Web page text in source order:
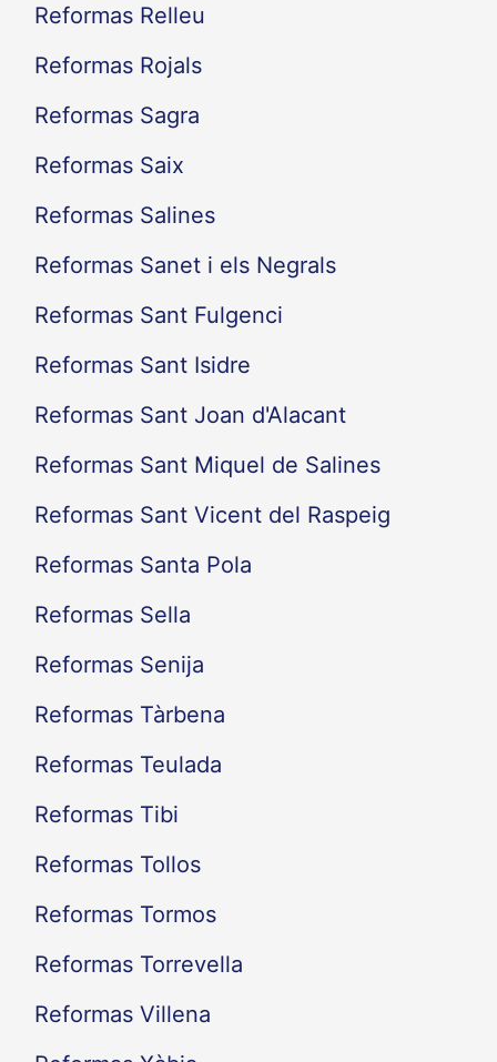
Reformas Relleu
Reformas Rojals
Reformas Sagra
Reformas Saix
Reformas Salines
Reformas Sanet i els Negrals
Reformas Sant Fulgenci
Reformas Sant Isidre
Reformas Sant Joan d'Alacant
Reformas Sant Miquel de Salines
Reformas Sant Vicent del Raspeig
Reformas Santa Pola
Reformas Sella
Reformas Senija
Reformas Tàrbena
Reformas Teulada
Reformas Tibi
Reformas Tollos
Reformas Tormos
Reformas Torrevella
Reformas Villena